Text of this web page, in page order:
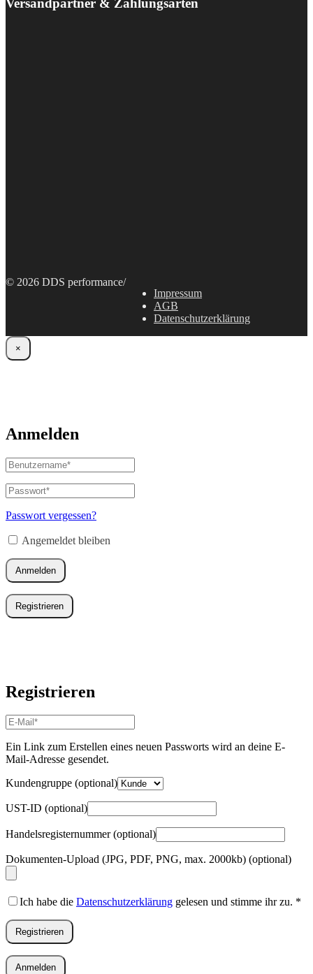
Versandpartner & Zahlungsarten
© 2026 DDS performance/
Impressum
AGB
Datenschutzerklärung
×
Anmelden
Benutzername
oder
E-
Mail-
Adresse*
Passwort*
Erforderlich
Passwort vergessen?
Angemeldet bleiben
Anmelden
Registrieren
Registrieren
E-
Mail-
Adresse*
Erforderlich
Ein Link zum Erstellen eines neuen Passworts wird an deine E-
Mail-Adresse gesendet.
Kundengruppe (optional)
UST-ID (optional)
Handelsregisternummer(optional)
Dokumenten-Upload (JPG, PDF, PNG, max. 2000kb) (optional)
Ich habe die Datenschutzerklärung gelesen und stimme ihr zu. *
Registrieren
Anmelden